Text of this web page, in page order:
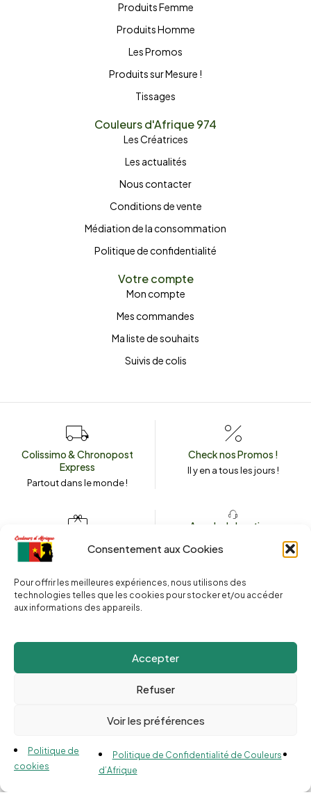
Consentement aux Cookies
Pour offrir les meilleures expériences, nous utilisons des
technologies telles que les cookies pour stocker et/ou accéder
aux informations des appareils.
Accepter
Refuser
Voir les préférences
Politique de
cookies
Politique de Confidentialité de Couleurs
d’Afrique
Produits Femme
Produits Homme
Les Promos
Produits sur Mesure !
Tissages
Couleurs d'Afrique 974
Les Créatrices
Les actualités
Nous contacter
Conditions de vente
Médiation de la consommation
Politique de confidentialité
Votre compte
Mon compte
Mes commandes
Ma liste de souhaits
Suivis de colis
Colissimo & Chronopost
Express
Partout dans le monde !
Check nos Promos !
Il y en a tous les jours !
Envoyez un message
couleursdafrique974.com
Appeler la boutique